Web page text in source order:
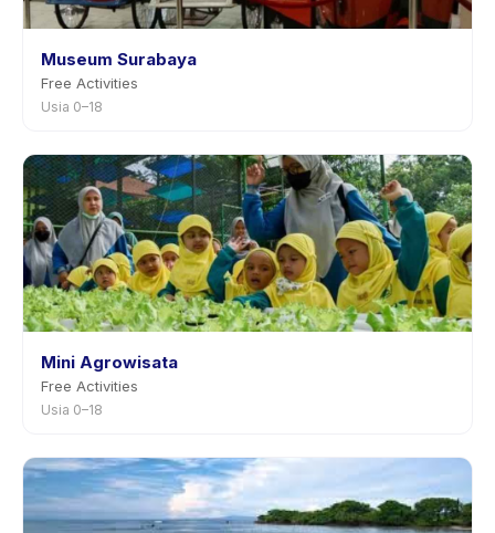
Museum Surabaya
Free Activities
Usia 0–18
Mini Agrowisata
Free Activities
Usia 0–18